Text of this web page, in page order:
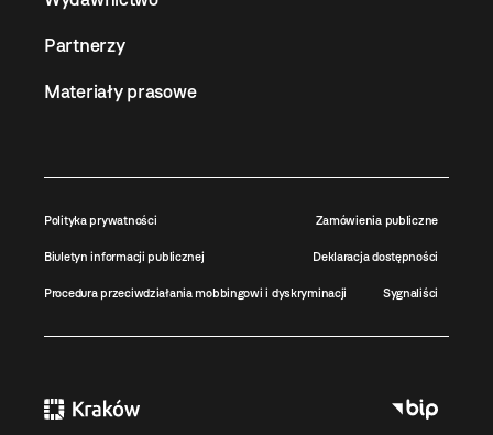
Partnerzy
Materiały prasowe
Polityka prywatności Zamówienia publiczne
Biuletyn informacji publicznej Deklaracja dostępności
Procedura przeciwdziałania mobbingowi i dyskryminacji Sygnaliści